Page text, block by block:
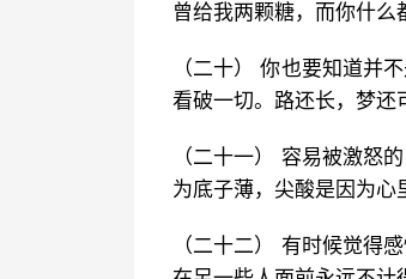
曾给我两颗糖，而你什么
（二十） 你也要知道并
看破一切。路还长，梦还
（二十一） 容易被激怒
为底子薄，尖酸是因为心
（二十二） 有时候觉得